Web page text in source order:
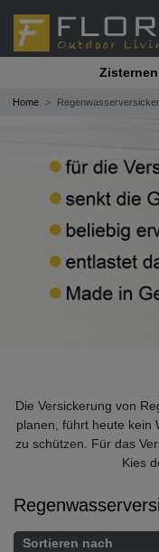
Home
Die Versickerung von
planen, führt heute kein
zu schützen. Für das
Kies
Sortieren nach